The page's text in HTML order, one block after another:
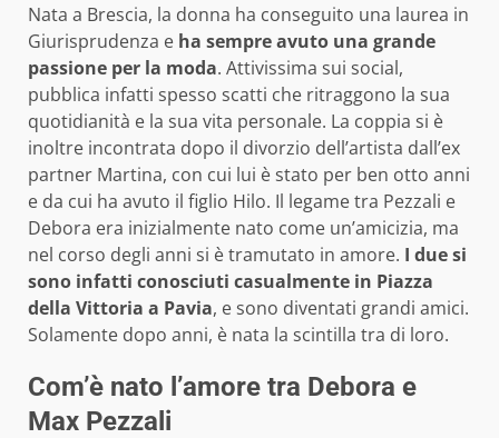
Nata a Brescia, la donna ha conseguito una laurea in
Giurisprudenza e ha sempre avuto una grande
passione per la moda. Attivissima sui social,
pubblica infatti spesso scatti che ritraggono la sua
quotidianità e la sua vita personale. La coppia si è
inoltre incontrata dopo il divorzio dell’artista dall’ex
partner Martina, con cui lui è stato per ben otto anni
e da cui ha avuto il figlio Hilo. Il legame tra Pezzali e
Debora era inizialmente nato come un’amicizia, ma
nel corso degli anni si è tramutato in amore. I due si
sono infatti conosciuti casualmente in Piazza
della Vittoria a Pavia, e sono diventati grandi amici.
Solamente dopo anni, è nata la scintilla tra di loro.
Com’è nato l’amore tra Debora e
Max Pezzali